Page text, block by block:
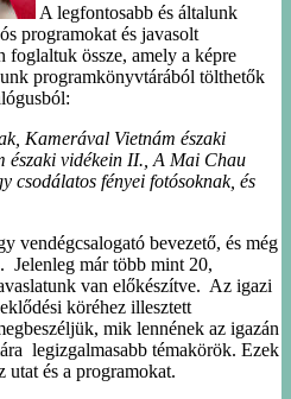
A legfontosabb és általunk
programokat és javasolt
össze, amely a képre
programkönyvtárából tölthetők
Kamerával Vietnám északi
vidékein II., A Mai Chau
csodálatos fényei fotósoknak, és
vendégcsalogató bevezető, és még
Jelenleg már több mint 20,
van előkészítve. Az igazi
köréhez illesztett
mik lennének az igazán
legizgalmasabb témakörök. Ezek
utat és a programokat.